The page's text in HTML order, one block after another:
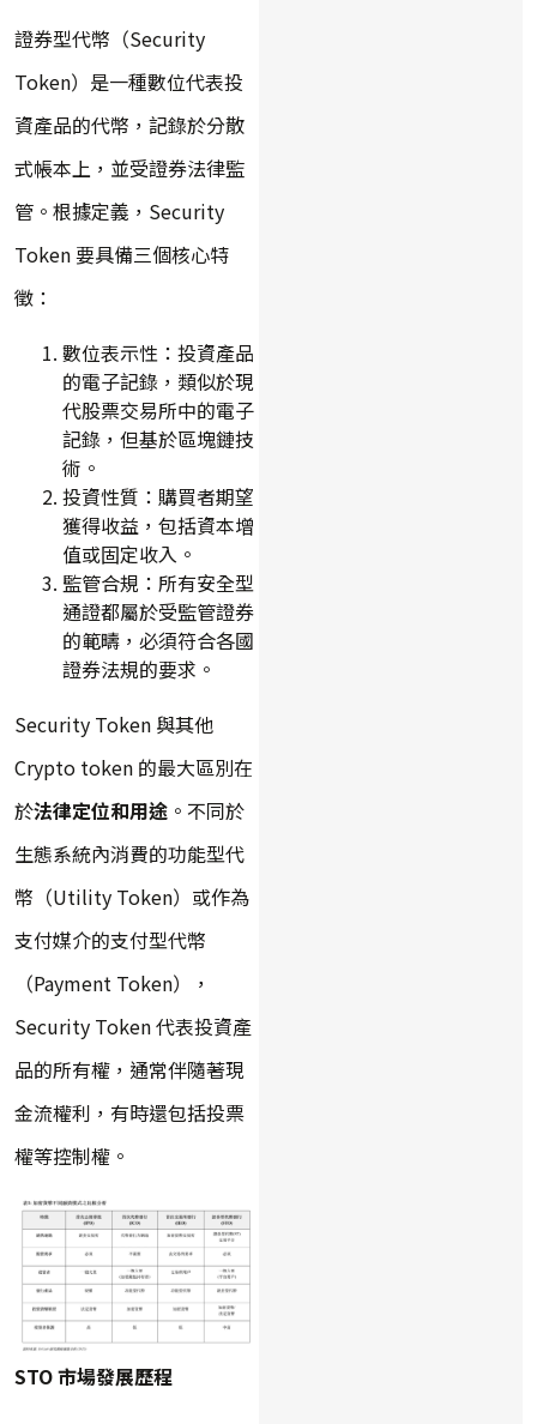
證券型代幣（Security
Token）是一種數位代表投
資產品的代幣，記錄於分散
式帳本上，並受證券法律監
管。根據定義，Security
Token 要具備三個核心特
徵：
數位表示性：投資產品
的電子記錄，類似於現
代股票交易所中的電子
記錄，但基於區塊鏈技
術。
投資性質：購買者期望
獲得收益，包括資本增
值或固定收入。
監管合規：所有安全型
通證都屬於受監管證券
的範疇，必須符合各國
證券法規的要求。
Security Token 與其他
Crypto token 的最大區別在
於法律定位和用途 。不同於
生態系統內消費的功能型代
幣（Utility Token）或作為
支付媒介的支付型代幣
（Payment Token），
Security Token 代表投資產
品的所有權，通常伴隨著現
金流權利，有時還包括投票
權等控制權。
STO 市場發展歷程